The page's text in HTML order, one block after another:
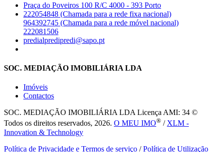
Praça do Poveiros 100 R/C 4000 - 393 Porto
222054848 (Chamada para a rede fixa nacional)
964392745 (Chamada para a rede móvel nacional)
222081506
predialpredipredi@sapo.pt
SOC. MEDIAÇÃO IMOBILIÁRIA LDA
Imóveis
Contactos
SOC. MEDIAÇÃO IMOBILIÁRIA LDA Licença AMI: 34 ©
Todos os direitos reservados, 2026. O MEU IMO® /XLM -
Innovation & Technology
Política de Privacidade e Termos de serviço /Política de Utilização